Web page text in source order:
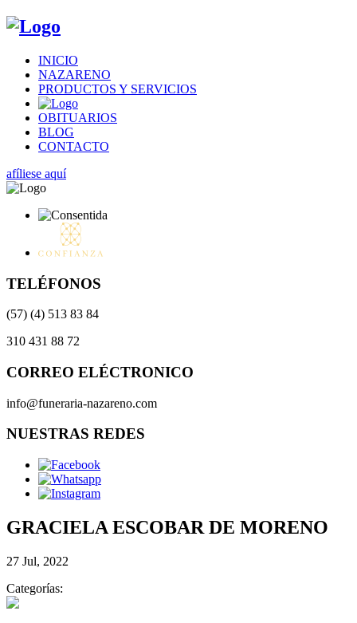
INICIO
NAZARENO
PRODUCTOS Y SERVICIOS
OBITUARIOS
BLOG
CONTACTO
afíliese aquí
TELÉFONOS
(57) (4) 513 83 84
310 431 88 72
CORREO ELÉCTRONICO
info@funeraria-nazareno.com
NUESTRAS REDES
GRACIELA ESCOBAR DE MORENO
27 Jul, 2022
Categorías: